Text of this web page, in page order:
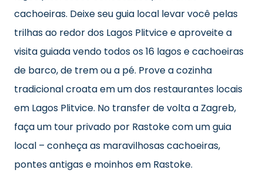
cachoeiras. Deixe seu guia local levar você pelas
trilhas ao redor dos Lagos Plitvice e aproveite a
visita guiada vendo todos os 16 lagos e cachoeiras
de barco, de trem ou a pé. Prove a cozinha
tradicional croata em um dos restaurantes locais
em Lagos Plitvice. No transfer de volta a Zagreb,
faça um tour privado por Rastoke com um guia
local – conheça as maravilhosas cachoeiras,
pontes antigas e moinhos em Rastoke.